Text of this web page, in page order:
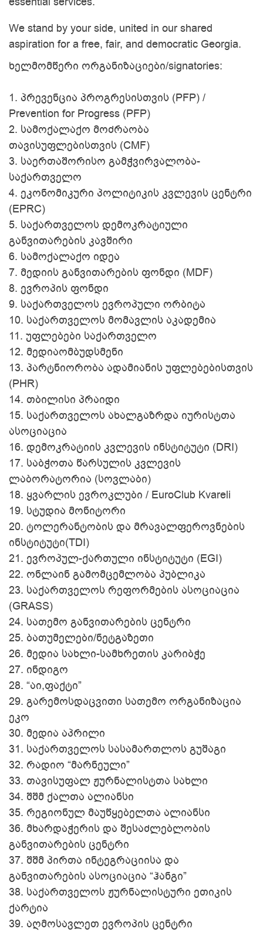
We stand by your side, united in our shared
aspiration for a free, fair, and democratic Georgia.
ხელმომწერი ორგანიზაციები/signatories:
1. პრევენცია პროგრესისთვის (PFP) /
Prevention for Progress (PFP)
2. სამოქალაქო მოძრაობა
თავისუფლებისთვის (CMF)
3. საერთაშორისო გამჭვირვალობა-
საქართველო
4. ეკონომიკური პოლიტიკის კვლევის ცენტრი
(EPRC)
5. საქართველოს დემოკრატიული
განვითარების კავშირი
6. სამოქალაქო იდეა
7. მედიის განვითარების ფონდი (MDF)
8. ევროპის ფონდი
9. საქართველოს ევროპული ორბიტა
10. საქართველოს მომავლის აკადემია
11. უფლებები საქართველო
12. მედიაომბუდსმენი
13. პარტნიორობა ადამიანის უფლებებისთვის
(PHR)
14. თბილისი პრაიდი
15. საქართველოს ახალგაზრდა იურისტთა
ასოციაცია
16. დემოკრატიის კვლევის ინსტიტუტი (DRI)
17. საბჭოთა წარსულის კვლევის
ლაბორატორია (სოვლაბი)
18. ყვარლის ევროკლუბი / EuroClub Kvareli
19. სტუდია მონიტორი
20. ტოლერანტობის და მრავალფეროვნების
ინსტიტუტი(TDI)
21. ევროპულ-ქართული ინსტიტუტი (EGI)
22. ონლაინ გამომცემლობა პუბლიკა
23. საქართველოს რეფორმების ასოციაცია
(GRASS)
24. სათემო განვითარების ცენტრი
25. ბათუმელები/ნეტგაზეთი
26. მედია სახლი-სამხრეთის კარიბჭე
27. ინდიგო
28. “აი,ფაქტი”
29. გარემოსდაცვითი სათემო ორგანიზაცია
ეკო
30. მედია აპრილი
31. საქართველოს სასამართლოს გუშაგი
32. რადიო “მარნეული”
33. თავისუფალ ჟურნალისტთა სახლი
34. შშმ ქალთა ალიანსი
35. რეგიონულ მაუწყებელთა ალიანსი
36. მხარდაჭერის და შესაძლებლობის
განვითარების ცენტრი
37. შშმ პირთა ინტეგრაციისა და
განვითარების ასოციაცია “ჰანგი”
38. საქართველოს ჟურნალისტური ეთიკის
ქარტია
39. აღმოსავლეთ ევროპის ცენტრი